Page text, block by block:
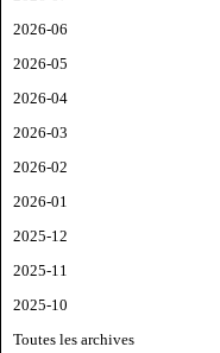
2026-06
2026-05
2026-04
2026-03
2026-02
2026-01
2025-12
2025-11
2025-10
Toutes les archives